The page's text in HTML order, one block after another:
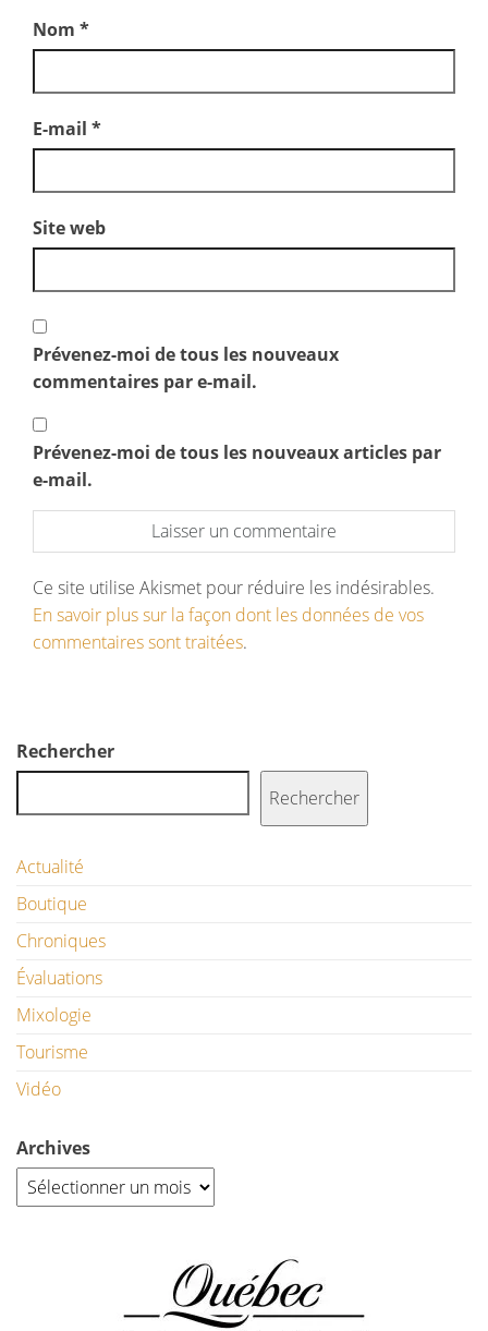
Nom *
E-mail *
Site web
Prévenez-moi de tous les nouveaux
commentaires par e-mail.
Prévenez-moi de tous les nouveaux articles par
e-mail.
Ce site utilise Akismet pour réduire les indésirables.
En savoir plus sur la façon dont les données de vos
commentaires sont traitées.
Rechercher
Rechercher
Actualité
Boutique
Chroniques
Évaluations
Mixologie
Tourisme
Vidéo
Archives